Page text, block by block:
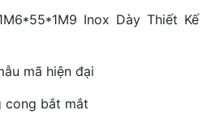
Inox Dày Thiết Kế
mã hiện đại
cong bắt mắt